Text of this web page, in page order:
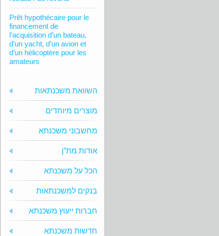
Prêt hypothécaire pour le
financement de
l’acquisition d’un bateau,
d’un yacht, d’un avion et
d’un hélicoptère pour les
amateurs
השוואת משכנתאות
מוצרים מיוחדים
מחשבוני משכנתא
אודות מת”ן
הכל על משכנתא
בנקים למשכנתאות
חברות ייעוץ משכנתא
חדשות משכנתא